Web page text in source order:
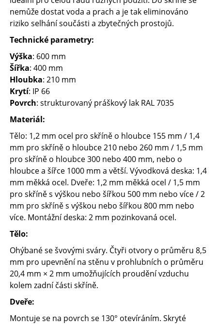
nemůže dostat voda a prach a je tak eliminováno
riziko selhání součásti a zbytečných prostojů.
Technické parametry:
Výška: 600 mm
Šířka: 400 mm
Hloubka: 210 mm
Krytí: IP 66
Povrch: strukturovaný práškový lak RAL 7035
Materiál:
Tělo: 1,2 mm ocel pro skříně o hloubce 155 mm / 1,4
mm pro skříně o hloubce 210 nebo 260 mm / 1,5 mm
pro skříně o hloubce 300 nebo 400 mm, nebo o
hloubce a šířce 1000 mm a větší. Vývodková deska: 1,4
mm měkká ocel. Dveře: 1,2 mm měkká ocel / 1,5 mm
pro skříně s výškou nebo šířkou 500 mm nebo více / 2
mm pro skříně s výškou nebo šířkou 800 mm nebo
více. Montážní deska: 2 mm pozinkovaná ocel.
Tělo:
Ohýbané se švovými sváry. Čtyři otvory o průměru 8,5
mm pro upevnění na stěnu v prohlubních o průměru
20,4 mm × 2 mm umožňujících proudění vzduchu
kolem zadní části skříně.
Dveře:
Montuje se na povrch se 130° otevíráním. Skryté